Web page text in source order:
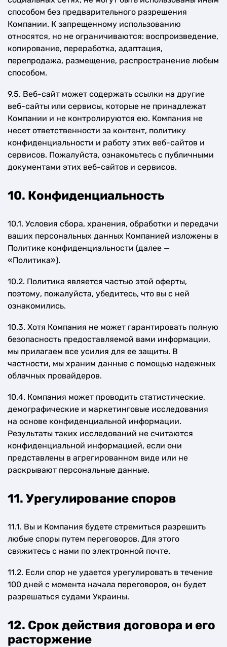
способом без предварительного разрешения
Компании. К запрещенному использованию
относятся, но не ограничиваются: воспроизведение,
копирование, переработка, адаптация,
перепродажа, размещение, распространение любым
способом.
9.5. Веб-сайт может содержать ссылки на другие
веб-сайты или сервисы, которые не принадлежат
Компании и не контролируются ею. Компания не
несет ответственности за контент, политику
конфиденциальности и работу этих веб-сайтов и
сервисов. Пожалуйста, ознакомьтесь с публичными
документами этих веб-сайтов и сервисов.
10. Конфиденциальность
10.1. Условия сбора, хранения, обработки и передачи
ваших персональных данных Компанией изложены в
Политике конфиденциальности (далее —
«Политика»).
10.2. Политика является частью этой оферты,
поэтому, пожалуйста, убедитесь, что вы с ней
ознакомились.
10.3. Хотя Компания не может гарантировать полную
безопасность предоставляемой вами информации,
мы прилагаем все усилия для ее защиты. В
частности, мы храним данные с помощью надежных
облачных провайдеров.
10.4. Компания может проводить статистические,
демографические и маркетинговые исследования
на основе конфиденциальной информации.
Результаты таких исследований не считаются
конфиденциальной информацией, если они
представлены в агрегированном виде или не
раскрывают персональные данные.
11. Урегулирование споров
11.1. Вы и Компания будете стремиться разрешить
любые споры путем переговоров. Для этого
свяжитесь с нами по электронной почте.
11.2. Если спор не удается урегулировать в течение
100 дней с момента начала переговоров, он будет
разрешаться судами Украины.
12. Срок действия договора и его
расторжение